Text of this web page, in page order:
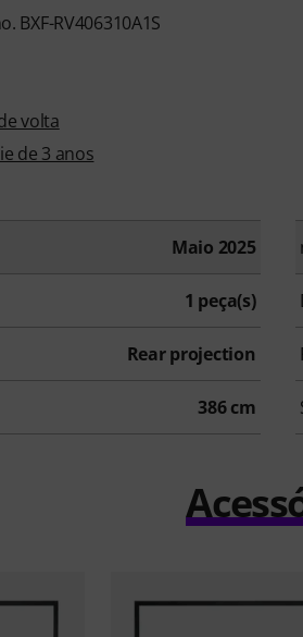
BXF-RV406310A1S
volta
de 3 anos
Maio 2025
1 peça(s)
Rear projection
386 cm